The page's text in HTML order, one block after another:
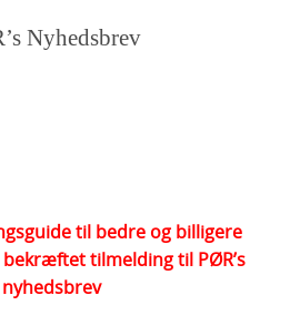
Nyhedsbrev
til bedre og billigere
tilmelding til PØR’s
nyhedsbrev